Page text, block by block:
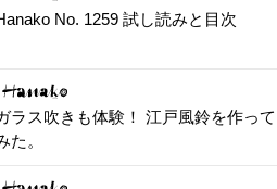
No. 1259 試し読みと目次
ラス吹きも体験！ 江戸風鈴を作って
た。